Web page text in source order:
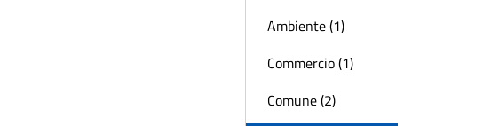
Ambiente (1)
Commercio (1)
Comune (2)